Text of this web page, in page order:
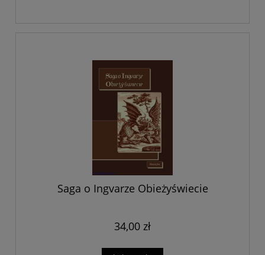
Saga o Ingvarze Obieżyświecie
34,00 zł